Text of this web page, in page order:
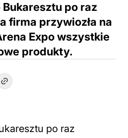
Bukaresztu po raz
firma przywiozła na
Expo wszystkie
produkty.
po raz